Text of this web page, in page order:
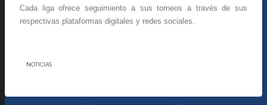
Cada liga ofrece seguimiento a sus torneos a través de sus
respectivas plataformas digitales y redes sociales.
NOTICIAS